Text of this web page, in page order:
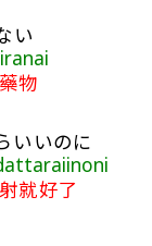
い
物
いいのに
就好了